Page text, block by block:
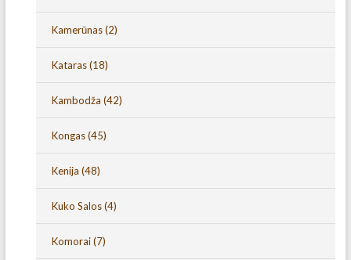
Kamerūnas(2)
Kataras(18)
Kambodža (42)
Kongas(45)
Kenija (48)
Kuko Salos(4)
Komorai(7)